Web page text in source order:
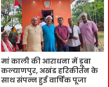
मां काली की आराधना में डूबा
कल्याणपुर, अखंड हरिकीर्तन के
साथ संपन्न हुई वार्षिक पूजा